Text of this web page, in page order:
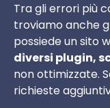
Tra gli errori più
troviamo anche
possiede un sito
diversi plugin,
non ottimizzate.
richieste